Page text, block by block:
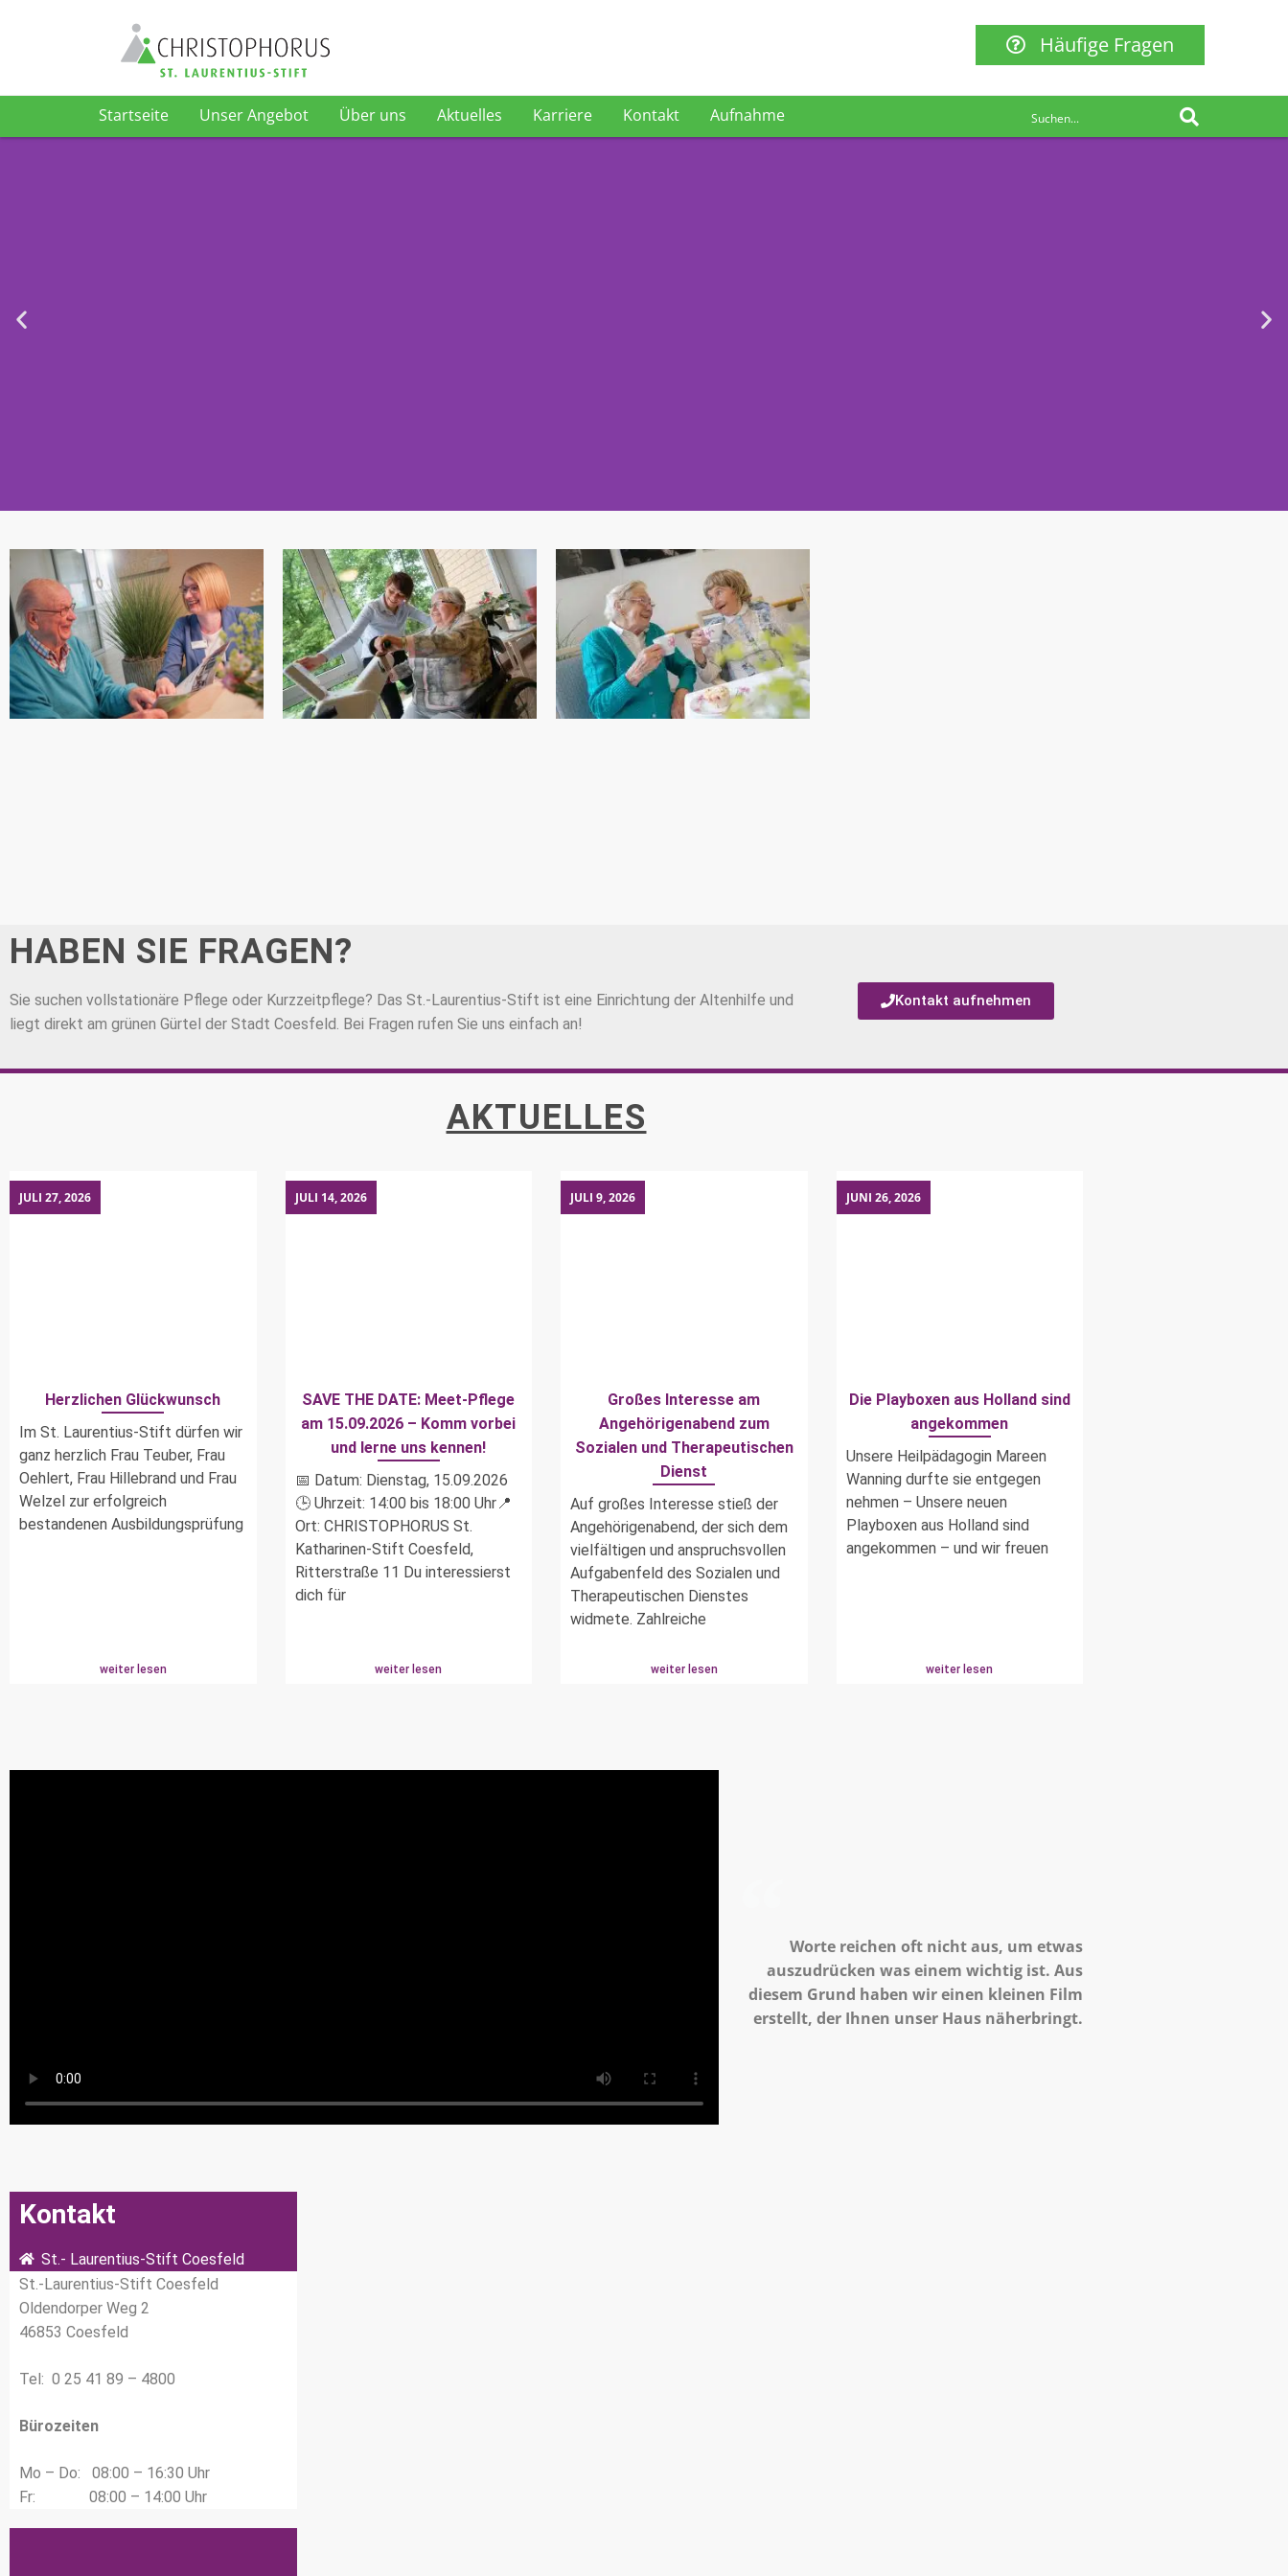
Häufige Fragen
Startseite Unser Angebot Über uns Aktuelles Karriere Kontakt Aufnahme
VERBUNDEN MIT MENSCH UND NATUR
Das St.-Laurentius-Stift befindet sich direkt an der Berkel,
einem kleinem idyllischen Fluss, eingebunden an die
Gemeinde Anna-Katharina im Westen Coesfelds.
HABEN SIE FRAGEN?
Sie suchen vollstationäre Pflege oder Kurzzeitpflege? Das St.-Laurentius-Stift ist eine Einrichtung der Altenhilfe und
liegt direkt am grünen Gürtel der Stadt Coesfeld. Bei Fragen rufen Sie uns einfach an!
Kontakt aufnehmen
AKTUELLES
Herzlichen Glückwunsch
JULI 27, 2026
Im St. Laurentius-Stift dürfen wir
ganz herzlich Frau Teuber, Frau
Oehlert, Frau Hillebrand und Frau
Welzel zur erfolgreich
bestandenen Ausbildungsprüfung
weiter lesen
SAVE THE DATE: Meet-Pflege
am 15.09.2026 – Komm vorbei
und lerne uns kennen!
JULI 14, 2026
📅 Datum: Dienstag, 15.09.2026
🕒 Uhrzeit: 14:00 bis 18:00 Uhr📍
Ort: CHRISTOPHORUS St.
Katharinen-Stift Coesfeld,
Ritterstraße 11 Du interessierst
dich für
weiter lesen
Großes Interesse am
Angehörigenabend zum
Sozialen und Therapeutischen
Dienst
JULI 9, 2026
Auf großes Interesse stieß der
Angehörigenabend, der sich dem
vielfältigen und anspruchsvollen
Aufgabenfeld des Sozialen und
Therapeutischen Dienstes
widmete. Zahlreiche
weiter lesen
Die Playboxen aus Holland sind
angekommen
JUNI 26, 2026
Unsere Heilpädagogin Mareen
Wanning durfte sie entgegen
nehmen – Unsere neuen
Playboxen aus Holland sind
angekommen – und wir freuen
weiter lesen
Worte reichen oft nicht aus, um etwas
auszudrücken was einem wichtig ist. Aus
diesem Grund haben wir einen kleinen Film
erstellt, der Ihnen unser Haus näherbringt.
Kontakt
St.- Laurentius-Stift Coesfeld
St.-Laurentius-Stift Coesfeld
Oldendorper Weg 2
46853 Coesfeld
Tel: 0 25 41 89 – 4800
Bürozeiten
Mo – Do: 08:00 – 16:30 Uhr
Fr: 08:00 – 14:00 Uhr